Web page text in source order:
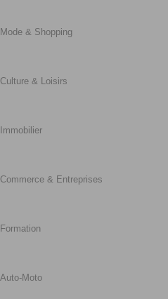
Mode & Shopping
Culture & Loisirs
Immobilier
Commerce & Entreprises
Formation
Auto-Moto